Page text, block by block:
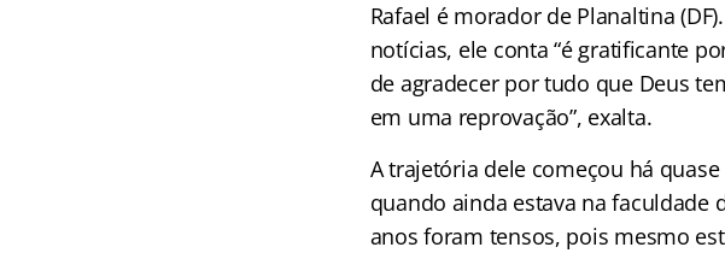
Rafael é morador de Planaltina
notícias, ele conta “é gratificante
de agradecer por tudo que Deus
em uma reprovação”, exalta.
A trajetória dele começou há
quando ainda estava na faculdade
anos foram tensos, pois mesmo